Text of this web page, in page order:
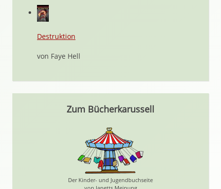
Destruktion
von Faye Hell
Zum Bücherkarussell
Der Kinder- und Jugendbuchseite